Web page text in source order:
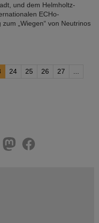
und dem Helmholtz-
ECHo-
„Wiegen“ von Neutrinos
24 25 26 27